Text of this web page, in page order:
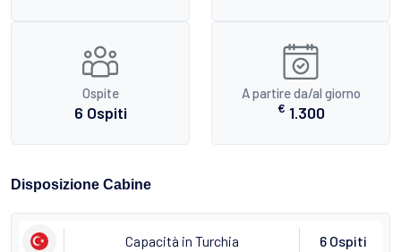
Ospite
6 Ospiti
A partire da/al giorno
€ 1.300
Disposizione Cabine
Capacità in Turchia 6 Ospiti